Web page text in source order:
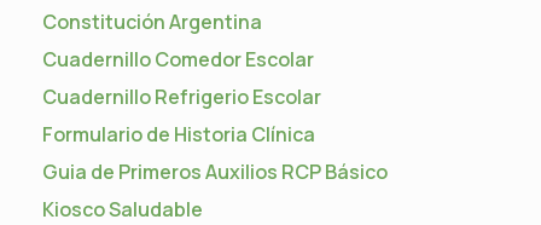
Constitución Argentina
Cuadernillo Comedor Escolar
Cuadernillo Refrigerio Escolar
Formulario de Historia Clínica
Guia de Primeros Auxilios RCP Básico
Kiosco Saludable